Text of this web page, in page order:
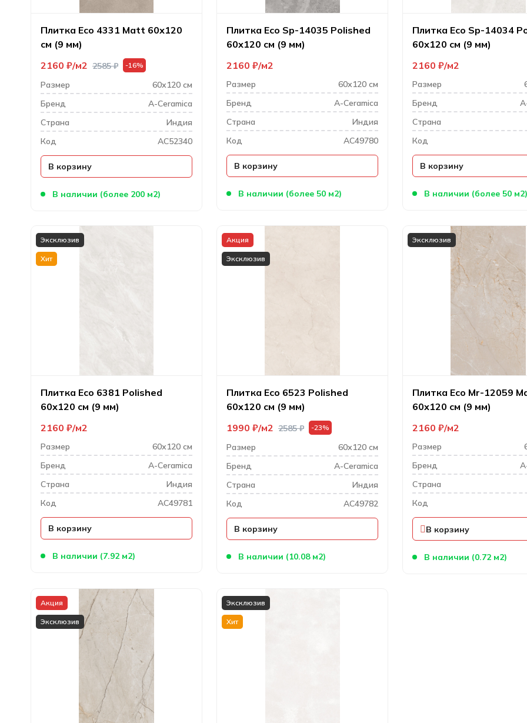
Плитка Eco 4331 Matt 60х120
см (9 мм)
В наличии (более 200 м2)
-16%
2585₽
2160 ₽ м2
Размер
60х120 см
Бренд
A-Ceramica
Cтрана
Индия
Код
AC52340
В корзину
Плитка Eco Sp-14035 Polished
60х120 см (9 мм)
В наличии (более 50 м2)
2160 ₽ м2
Размер
60х120 см
Бренд
A-Ceramica
Cтрана
Индия
Код
AC49780
В корзину
Плитка Eco Sp-14034
60х120 см (9 мм)
В наличии (более 50 м2)
2160 ₽ м2
Размер
Бренд
Cтрана
Код
В корзину
Эксклюзив
Хит
Плитка Eco 6381 Polished
60х120 см (9 мм)
В наличии (7.92 м2)
2160 ₽ м2
Размер
60х120 см
Бренд
A-Ceramica
Cтрана
Индия
Код
AC49781
В корзину
Акция
Эксклюзив
Плитка Eco 6523 Polished
60х120 см (9 мм)
В наличии (10.08 м2)
-23%
2585₽
1990 ₽ м2
Размер
60х120 см
Бренд
A-Ceramica
Cтрана
Индия
Код
AC49782
В корзину
Эксклюзив
Плитка Eco Mr-12059
60х120 см (9 мм)
В наличии (0.72 м2)
2160 ₽ м2
Размер
Бренд
Cтрана
Код
В корзину
Акция
Эксклюзив
Эксклюзив
Хит